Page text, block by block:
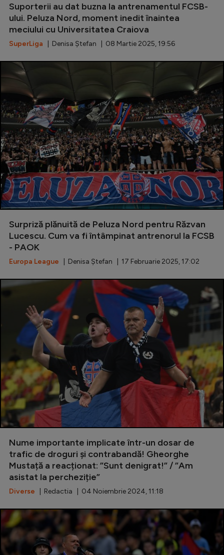
Suporterii au dat buzna la antrenamentul FCSB-
ului. Peluza Nord, moment inedit înaintea
meciului cu Universitatea Craiova
SuperLiga | Denisa Ștefan | 08 Martie 2025, 19:56
Surpriză plănuită de Peluza Nord pentru Răzvan
Lucescu. Cum va fi întâmpinat antrenorul la FCSB
- PAOK
Europa League | Denisa Ștefan | 17 Februarie 2025, 17:02
Nume importante implicate într-un dosar de
trafic de droguri și contrabandă! Gheorghe
Mustață a reacționat: ”Sunt denigrat!” / ”Am
asistat la percheziție”
Diverse | Redactia | 04 Noiembrie 2024, 11:18